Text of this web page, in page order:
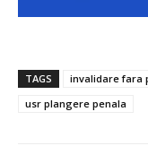
TAGS invalidare fara
usr plangere penala